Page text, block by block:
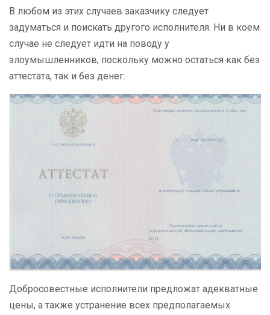
В любом из этих случаев заказчику следует
задуматься и поискать другого исполнителя. Ни в коем
случае не следует идти на поводу у
злоумышленников, поскольку можно остаться как без
аттестата, так и без денег.
Добросовестные исполнители предложат адекватные
цены, а также устранение всех предполагаемых